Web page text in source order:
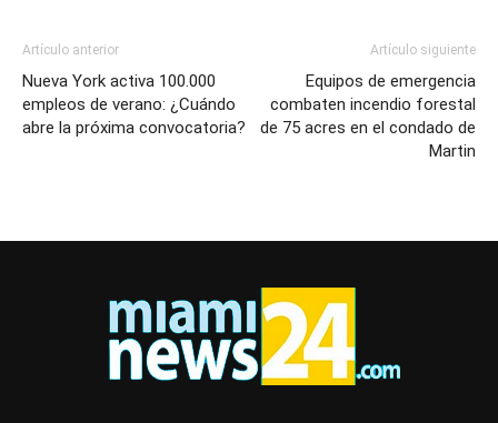
Artículo anterior
Nueva York activa 100.000
empleos de verano: ¿Cuándo
abre la próxima convocatoria?
Artículo siguiente
Equipos de emergencia
combaten incendio forestal
de 75 acres en el condado de
Martin